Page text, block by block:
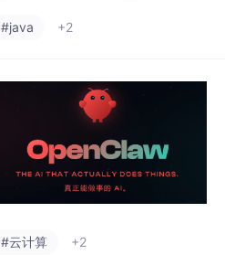
#java +2
#云计算 +2